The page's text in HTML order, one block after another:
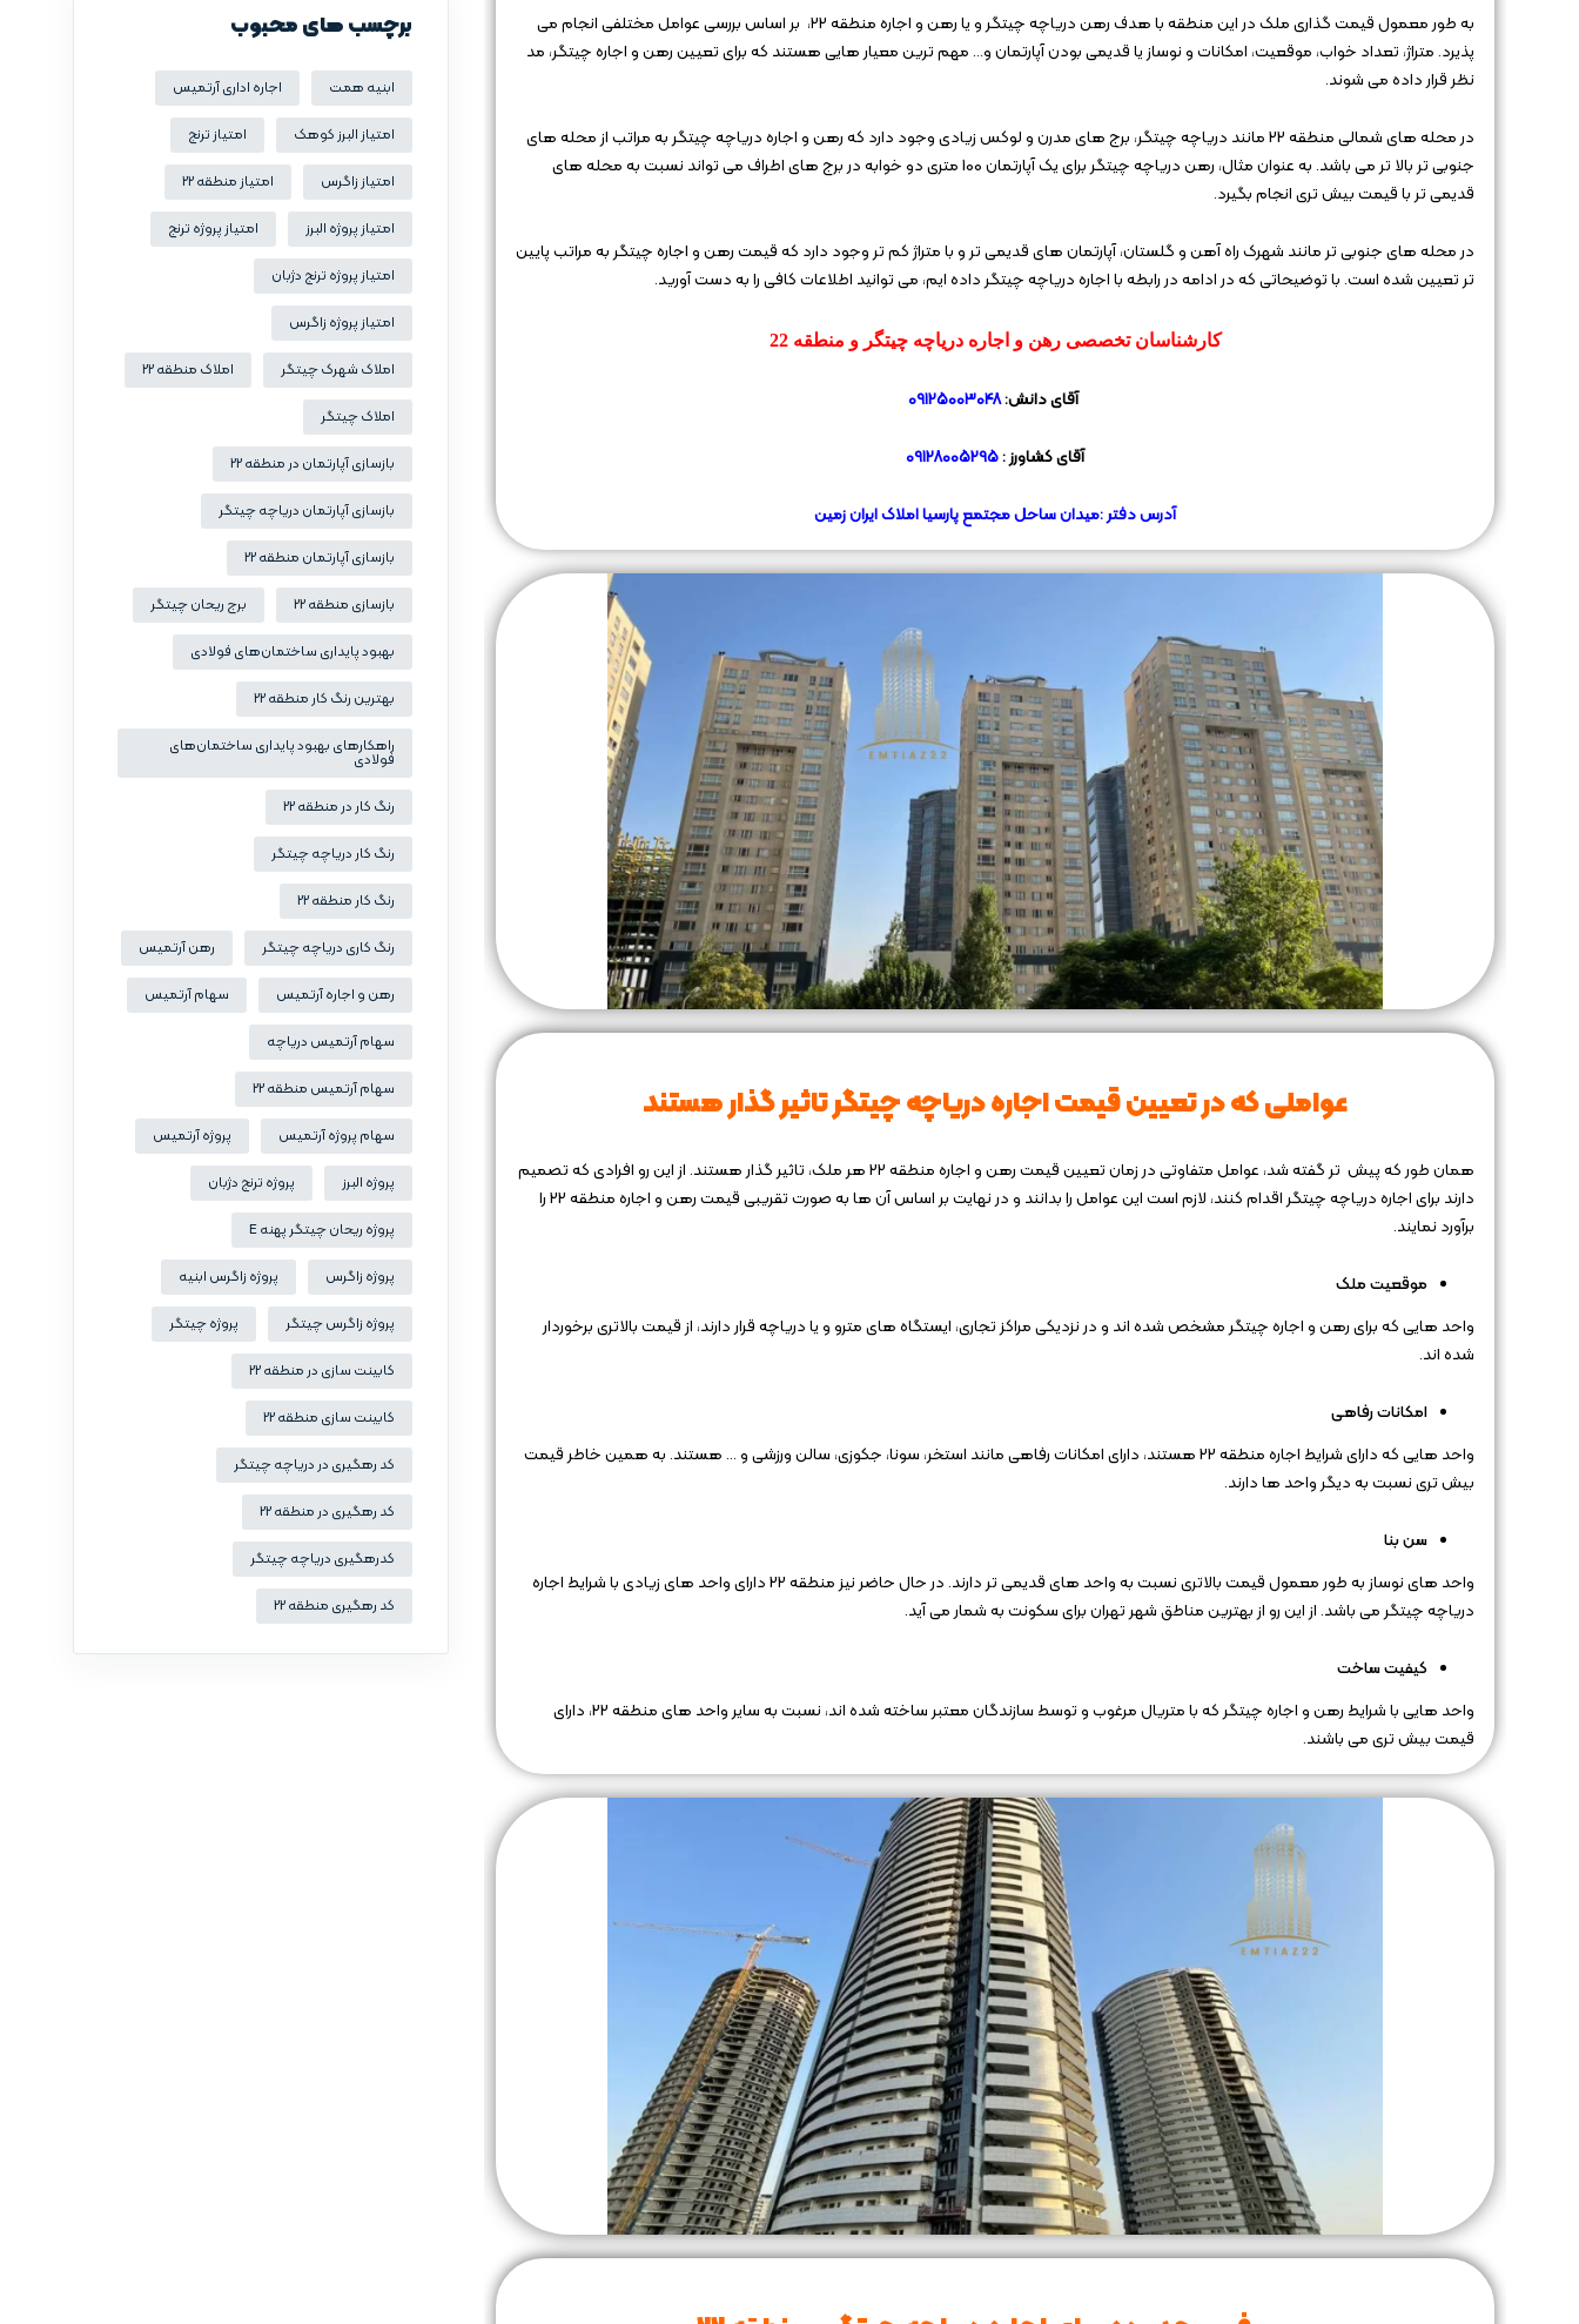
به طور معمول قیمت گذاری ملک در این منطقه با هدف رهن دریاچه چیتگر و یا رهن و اجاره منطقه 22، بر اساس بررسی عوامل مختلفی انجام می
پذیرد. متراژ، تعداد خواب، موقعیت، امکانات و نوساز یا قدیمی بودن آپارتمان و… مهم ترین معیار هایی هستند که برای تعیین رهن و اجاره چیتگر، مد
نظر قرار داده می شوند.
در محله های شمالی منطقه 22 مانند دریاچه چیتگر، برج های مدرن و لوکس زیادی وجود دارد که رهن و اجاره دریاچه چیتگر به مراتب از محله های
جنوبی تر بالا تر می باشد. به عنوان مثال، رهن دریاچه چیتگر برای یک آپارتمان 100 متری دو خوابه در برج های اطراف می تواند نسبت به محله های
قدیمی تر با قیمت بیش تری انجام بگیرد.
در محله های جنوبی تر مانند شهرک راه آهن و گلستان، آپارتمان های قدیمی تر و با متراژ کم تر وجود دارد که قیمت رهن و اجاره چیتگر به مراتب پایین
تر تعیین شده است. با توضیحاتی که در ادامه در رابطه با اجاره دریاچه چیتگر داده ایم، می توانید اطلاعات کافی را به دست آورید.
کارشناسان تخصصی رهن و اجاره دریاچه چیتگر و منطقه 22
آقای دانش:09125003048
آقای کشاورز :09128005295
آدرس دفتر :میدان ساحل مجتمع پارسیا املاک ایران زمین
عواملی که در تعیین قیمت اجاره دریاچه چیتگر تاثیر گذار هستند
همان طور که پیش تر گفته شد، عوامل متفاوتی در زمان تعیین قیمت رهن و اجاره منطقه 22 هر ملک، تاثیر گذار هستند. از این رو افرادی که تصمیم
دارند برای اجاره دریاچه چیتگر اقدام کنند، لازم است این عوامل را بدانند و در نهایت بر اساس آن ها به صورت تقریبی قیمت رهن و اجاره منطقه 22 را
برآورد نمایند.
موقعیت ملک
واحد هایی که برای رهن و اجاره چیتگر مشخص شده اند و در نزدیکی مراکز تجاری، ایستگاه های مترو و یا دریاچه قرار دارند، از قیمت بالاتری برخوردار
شده اند.
امکانات رفاهی
واحد هایی که دارای شرایط اجاره منطقه 22 هستند، دارای امکانات رفاهی مانند استخر، سونا، جکوزی، سالن ورزشی و … هستند. به همین خاطر قیمت
بیش تری نسبت به دیگر واحد ها دارند.
سن بنا
واحد های نوساز به طور معمول قیمت بالاتری نسبت به واحد های قدیمی تر دارند. در حال حاضر نیز منطقه 22 دارای واحد های زیادی با شرایط اجاره
دریاچه چیتگر می باشد. از این رو از بهترین مناطق شهر تهران برای سکونت به شمار می آید.
کیفیت ساخت
واحد هایی با شرایط رهن و اجاره چیتگر که با متریال مرغوب و توسط سازندگان معتبر ساخته شده اند، نسبت به سایر واحد های منطقه 22، دارای
قیمت بیش تری می باشند.
برچسب های محبوب
ابنیه همت اجاره اداری آرتمیس
امتیاز البرز کوهک امتیاز ترنج
امتیاز زاگرس امتیاز منطقه 22
امتیاز پروژه البرز امتیاز پروژه ترنج
امتیاز پروژه ترنج دژبان
امتیاز پروژه زاگرس
املاک شهرک چیتگر املاک منطقه 22
املاک چیتگر
بازسازی آپارتمان در منطقه 22
بازسازی آپارتمان دریاچه چیتگر
بازسازی آپارتمان منطقه 22
بازسازی منطقه 22 برج ریحان چیتگر
بهبود پایداری ساختمان‌های فولادی
بهترین رنگ کار منطقه 22
راهکارهای بهبود پایداری ساختمان‌های
فولادی
رنگ کار در منطقه 22
رنگ کار دریاچه چیتگر
رنگ کار منطقه 22
رنگ کاری دریاچه چیتگر رهن آرتمیس
رهن و اجاره آرتمیس سهام آرتمیس
سهام آرتمیس دریاچه
سهام آرتمیس منطقه 22
سهام پروژه آرتمیس پروژه آرتمیس
پروژه البرز پروژه ترنج دژبان
پروژه ریحان چیتگر پهنه E
پروژه زاگرس پروژه زاگرس ابنیه
پروژه زاگرس چیتگر پروژه چیتگر
کابینت سازی در منطقه 22
کابینت سازی منطقه 22
کد رهگیری در دریاچه چیتگر
کد رهگیری در منطقه 22
کدرهگیری دریاچه چیتگر
کد رهگیری منطقه 22